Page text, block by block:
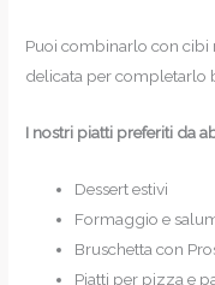
Puoi combinarlo con cibi
delicata per completarlo
I nostri piatti preferiti da
Dessert estivi
Formaggio e
Bruschetta con
Piatti per pizza e